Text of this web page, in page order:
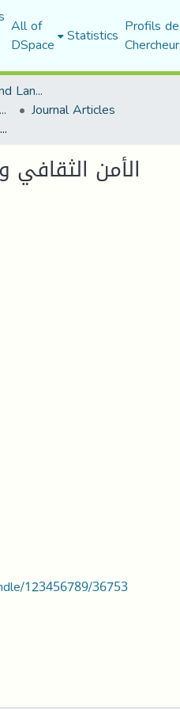
All of
DSpace Statistics Profils
Faculty of Letters and Languages
Department of Arabic Language and Literature Journal Articles
الأمن الثقافي و اللغوي والانسجام الجمعي
الأمن الثقافي
123456789/36753